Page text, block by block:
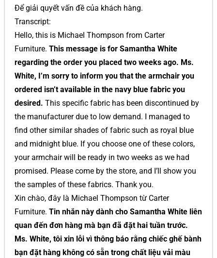
Để giải quyết vấn đề của khách hàng.
Transcript:
Hello, this is Michael Thompson from Carter
Furniture. This message is for Samantha White
regarding the order you placed two weeks ago. Ms.
White, I’m sorry to inform you that the armchair you
ordered isn’t available in the navy blue fabric you
desired. This specific fabric has been discontinued by
the manufacturer due to low demand. I managed to
find other similar shades of fabric such as royal blue
and midnight blue. If you choose one of these colors,
your armchair will be ready in two weeks as we had
promised. Please come by the store, and I’ll show you
the samples of these fabrics. Thank you.
Xin chào, đây là Michael Thompson từ Carter
Furniture. Tin nhắn này dành cho Samantha White liên
quan đến đơn hàng mà bạn đã đặt hai tuần trước.
Ms. White, tôi xin lỗi vì thông báo rằng chiếc ghế bành
bạn đặt hàng không có sẵn trong chất liệu vải màu